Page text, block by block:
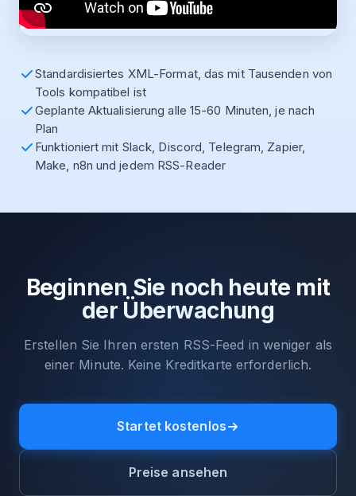
Standardisiertes XML-Format, das mit Tausenden von
Tools kompatibel ist
Geplante Aktualisierung alle 15-60 Minuten, je nach
Plan
Funktioniert mit Slack, Discord, Telegram, Zapier,
Make, n8n und jedem RSS-Reader
Beginnen Sie noch heute mit
der Überwachung
Erstellen Sie Ihren ersten RSS-Feed in weniger als
einer Minute. Keine Kreditkarte erforderlich.
Startet kostenlos
Preise ansehen